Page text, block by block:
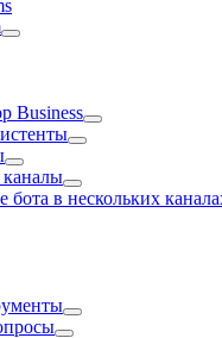
Business
каналы
бота в нескольких